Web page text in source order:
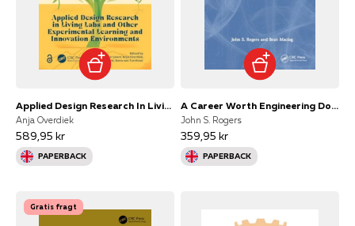
Applied Design Research In Living Labs and Other Experimenta
Anja Overdiek
589,95 kr
PAPERBACK
A Career Worth Engineering Don'T Just Graduate—Navigate The
John S. Rogers
359,95 kr
PAPERBACK
Gratis fragt